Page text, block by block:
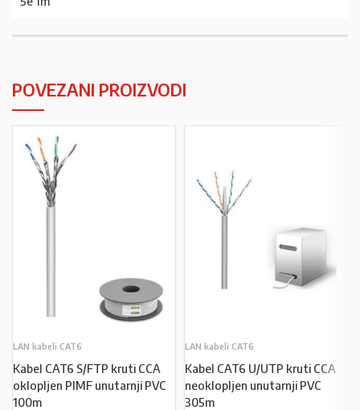
POVEZANI PROIZVODI
LAN kabeli CAT6
Kabel CAT6 S/FTP kruti CCA
oklopljen PIMF unutarnji PVC
100m
LAN kabeli CAT6
Kabel CAT6 U/UTP kruti CCA
neoklopljen unutarnji PVC
305m